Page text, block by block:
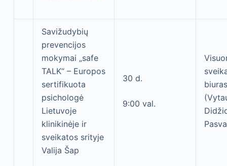
Savižudybių
prevencijos
mokymai „safe
TALK“ – Europos
sertifikuota
psichologė
Lietuvoje
klinikinėje ir
sveikatos srityje
Valija Šap
30 d.
9:00 val.
biuras